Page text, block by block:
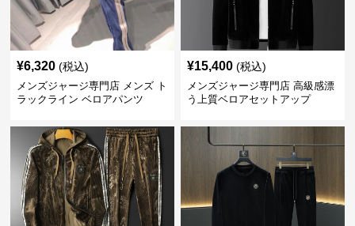
¥6,320 (税込)
メンズジャージ専門店 メンズ ト
ラックライン ベロアパンツ
¥15,400 (税込)
メンズジャージ専門店 高級感漂
う上質ベロアセットアップ